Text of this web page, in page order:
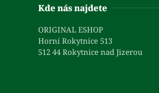
Kde nás najdete
ORIGINAL ESHOP
Horní Rokytnice 513
512 44 Rokytnice nad Jizerou